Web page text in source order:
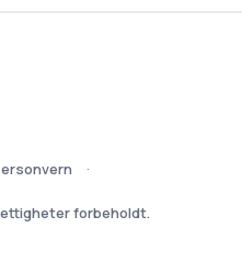
forbeholdt.